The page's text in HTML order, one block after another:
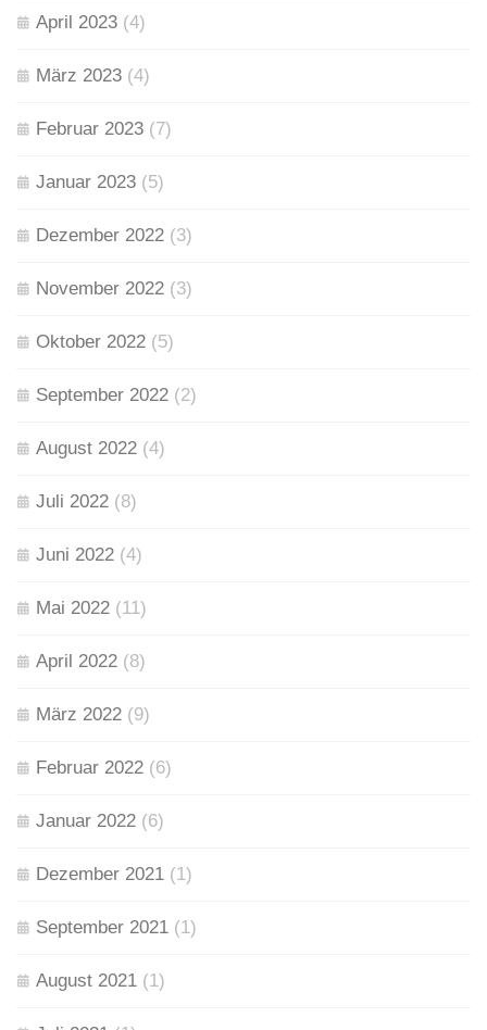
April 2023 (4)
März 2023 (4)
Februar 2023 (7)
Januar 2023 (5)
Dezember 2022 (3)
November 2022 (3)
Oktober 2022 (5)
September 2022 (2)
August 2022 (4)
Juli 2022 (8)
Juni 2022 (4)
Mai 2022 (11)
April 2022 (8)
März 2022 (9)
Februar 2022 (6)
Januar 2022 (6)
Dezember 2021 (1)
September 2021 (1)
August 2021 (1)